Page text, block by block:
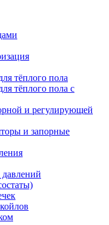
тёплого пола
тёплого пола с
и регулирующей
и запорные
давлений